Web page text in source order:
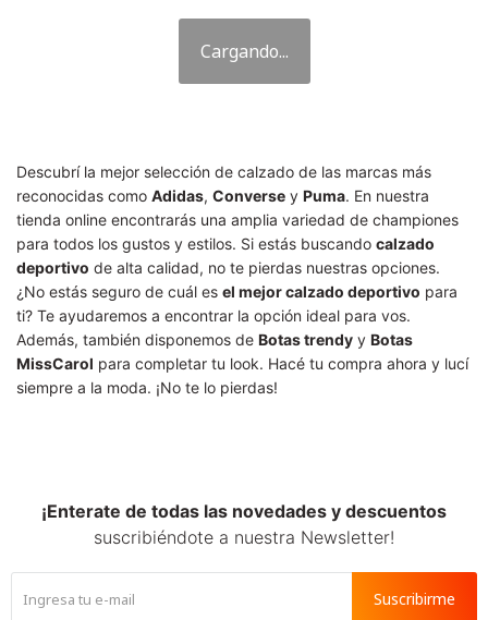
Descubrí la mejor selección de calzado de las marcas más
reconocidas como Adidas, Converse y Puma. En nuestra
tienda online encontrarás una amplia variedad de championes
para todos los gustos y estilos. Si estás buscando calzado
deportivo de alta calidad, no te pierdas nuestras opciones.
¿No estás seguro de cuál es el mejor calzado deportivo para
ti? Te ayudaremos a encontrar la opción ideal para vos.
Además, también disponemos de Botas trendy y Botas
MissCarol para completar tu look. Hacé tu compra ahora y lucí
siempre a la moda. ¡No te lo pierdas!
¡Enterate de todas las novedades y descuentos
suscribiéndote a nuestra Newsletter!
Suscribirme